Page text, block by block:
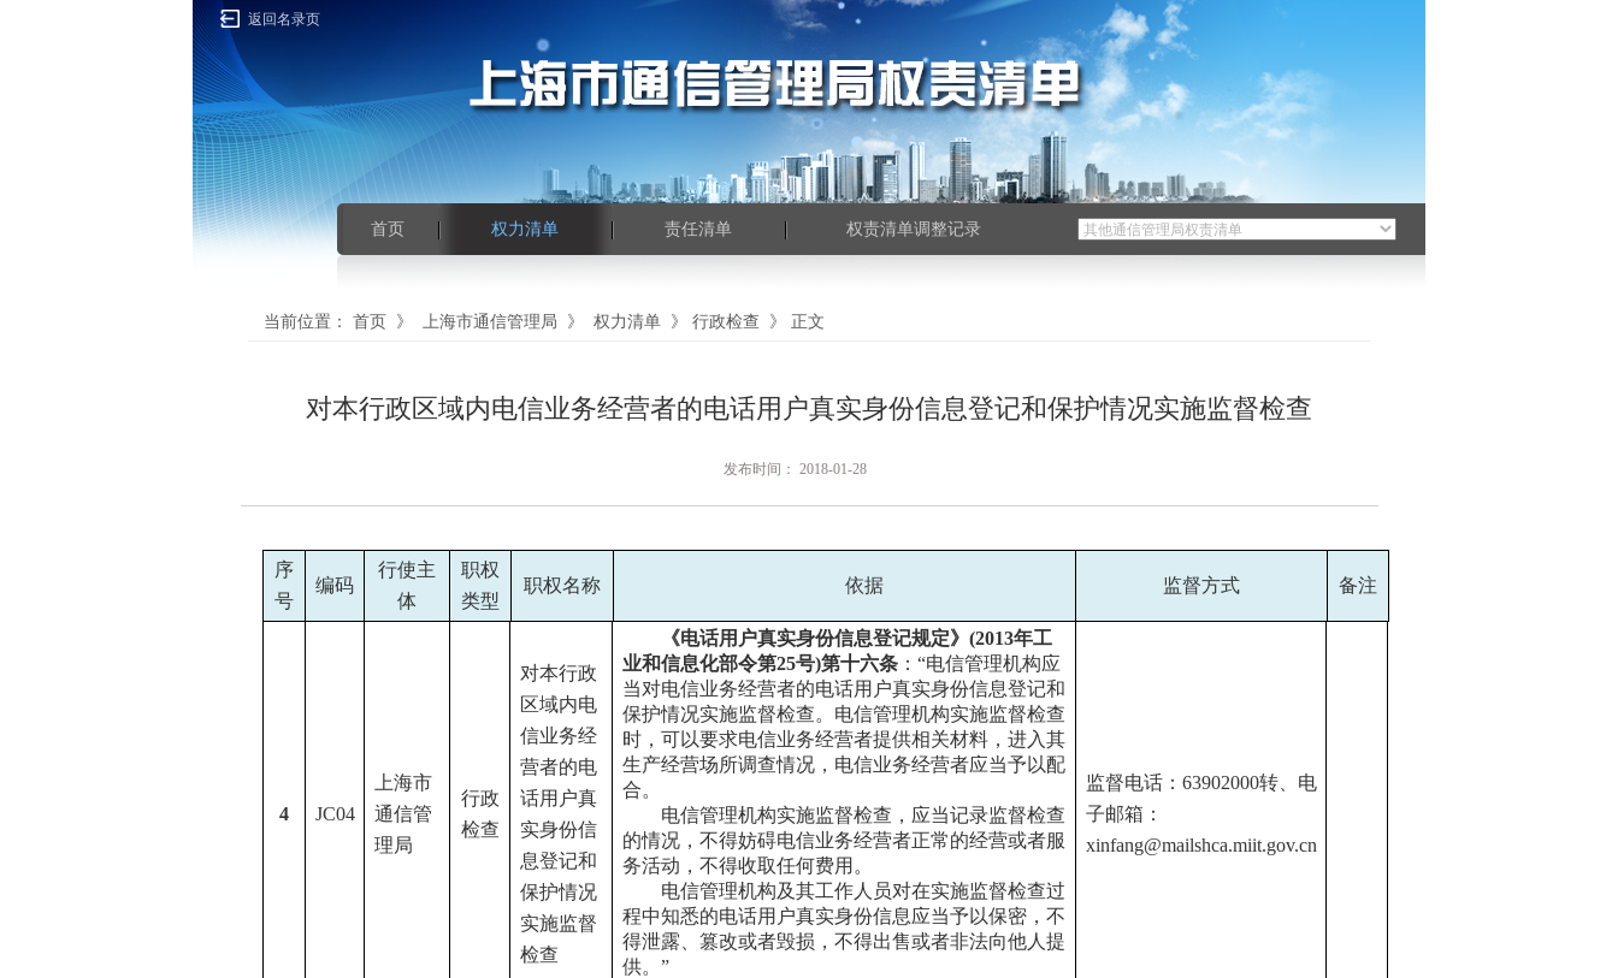
返回名录页
首页 权力清单 责任清单 权责清单调整记录
当前位置： 首页 》 上海市通信管理局 》 权力清单 》 行政检查 》 正文
对本行政区域内电信业务经营者的电话用户真实身份信息登记和保护情况实施监督检查
发布时间： 2018-01-28
序
号
编码
行使主
体
职权
类型
职权名称 依据 监督方式 备注
4 JC04
上海市
通信管
理局
行政
检查
对本行政
区域内电
信业务经
营者的电
话用户真
实身份信
息登记和
保护情况
实施监督
检查
《电话用户真实身份信息登记规定》(2013年工
业和信息化部令第25号)第十六条：“电信管理机构应
当对电信业务经营者的电话用户真实身份信息登记和
保护情况实施监督检查。电信管理机构实施监督检查
时，可以要求电信业务经营者提供相关材料，进入其
生产经营场所调查情况，电信业务经营者应当予以配
合。
电信管理机构实施监督检查，应当记录监督检查
的情况，不得妨碍电信业务经营者正常的经营或者服
务活动，不得收取任何费用。
电信管理机构及其工作人员对在实施监督检查过
程中知悉的电话用户真实身份信息应当予以保密，不
得泄露、篡改或者毁损，不得出售或者非法向他人提
供。”
监督电话：63902000转、电
子邮箱：
xinfang@mailshca.miit.gov.cn